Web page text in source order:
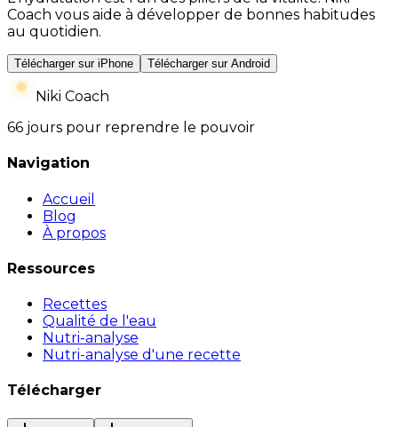
Coach vous aide à développer de bonnes habitudes
au quotidien.
Télécharger sur iPhone Télécharger sur Android
Niki Coach
66 jours pour reprendre le pouvoir
Navigation
Accueil
Blog
À propos
Ressources
Recettes
Qualité de l'eau
Nutri-analyse
Nutri-analyse d'une recette
Télécharger